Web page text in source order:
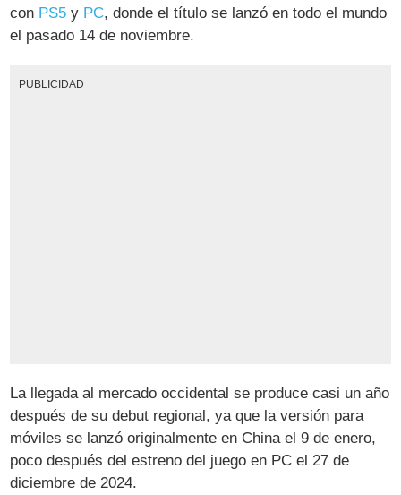
con PS5 y PC, donde el título se lanzó en todo el mundo
el pasado 14 de noviembre.
PUBLICIDAD
La llegada al mercado occidental se produce casi un año
después de su debut regional, ya que la versión para
móviles se lanzó originalmente en China el 9 de enero,
poco después del estreno del juego en PC el 27 de
diciembre de 2024.